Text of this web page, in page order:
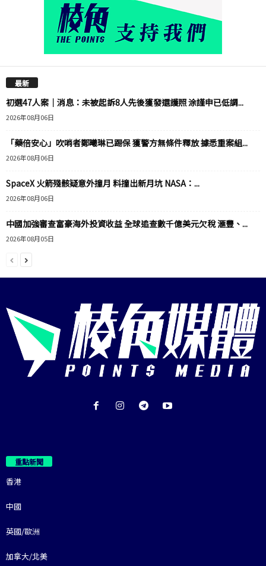
最新
初選47人案｜消息：未被起訴8人先後獲發還護照 涂謹申已低調...
2026年08月06日
「藥倍安心」吹哨者鄭曦琳已踢保 獲警方無條件釋放 據悉重案組...
2026年08月06日
SpaceX 火箭殘骸疑意外撞月 料撞出新月坑 NASA：...
2026年08月06日
中國加強審查富豪海外投資收益 全球追查數千億美元欠稅 滙豐、...
2026年08月05日
重點新聞
香港
中國
英國/歐洲
加拿大/北美